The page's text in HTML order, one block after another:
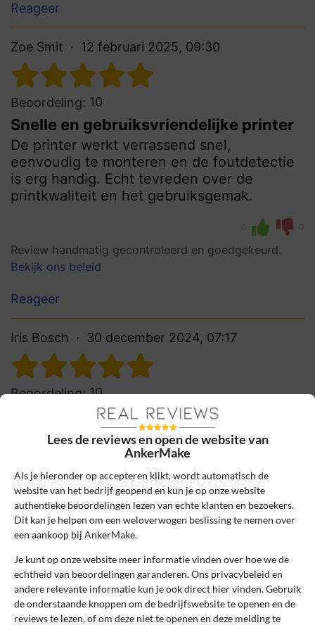
Reageer
Zoe Smit 12 februari 2025, 09:30
Beoordeling: 10
Snelle en gebruiksvriendelijke printer
De printer werkt verrassend snel,
eenvoudig te monteren en de foutdetectie
is erg handig. Echt tevreden over de
printkwaliteit en het gebruiksgemak.
0 0
Review handmatig gecontroleerd en goedgekeurd.
Bekijk ons beleid
Reageer
Iris Bosch 30 december 2024, 07:17
Beoordeling: 10
Snelle en Precieze Printer
De AnkerMake 3D printer print snel en
precies. Slimme AI-functies en eenvoudige
montage maken elk project een plezier.
Aanrader voor iedere maker!
0
Review handmatig gecontroleerd en goedgekeurd.
Bekijk ons beleid
Reageer
Lees de reviews en open de website van
AnkerMake
Als je hieronder op accepteren klikt, wordt automatisch de
website van het bedrijf geopend en kun je op onze website
authentieke beoordelingen lezen van echte klanten en bezoekers.
Dit kan je helpen om een weloverwogen beslissing te nemen over
een aankoop bij AnkerMake.
Je kunt op onze website meer informatie vinden over hoe we de
echtheid van beoordelingen garanderen. Ons privacybeleid en
andere relevante informatie kun je ook direct hier vinden. Gebruik
de onderstaande knoppen om de bedrijfswebsite te openen en de
reviews te lezen, of om deze niet te openen en deze melding te